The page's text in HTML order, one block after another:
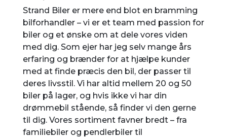
Strand Biler er mere end blot en bramming
bilforhandler – vi er et team med passion for
biler og et ønske om at dele vores viden
med dig. Som ejer har jeg selv mange års
erfaring og brænder for at hjælpe kunder
med at finde præcis den bil, der passer til
deres livsstil. Vi har altid mellem 20 og 50
biler på lager, og hvis ikke vi har din
drømmebil stående, så finder vi den gerne
til dig. Vores sortiment favner bredt – fra
familiebiler og pendlerbiler til